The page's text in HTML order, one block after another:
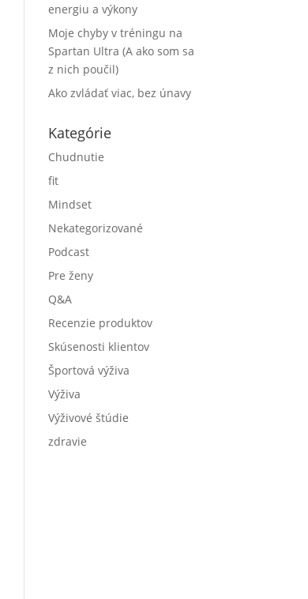
energiu a výkony
Moje chyby v tréningu na
Spartan Ultra (A ako som sa
z nich poučil)
Ako zvládať viac, bez únavy
Kategórie
Chudnutie
fit
Mindset
Nekategorizované
Podcast
Pre ženy
Q&A
Recenzie produktov
Skúsenosti klientov
Športová výživa
Výživa
Výživové štúdie
zdravie